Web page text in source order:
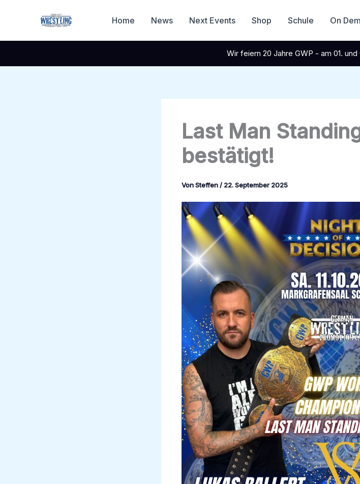
Home News Next Events Shop Schule On
Wir feiern 20 Jahre GWP - am 01.
Last Man
bestätigt!
VonSteffen/ 22. September 2025